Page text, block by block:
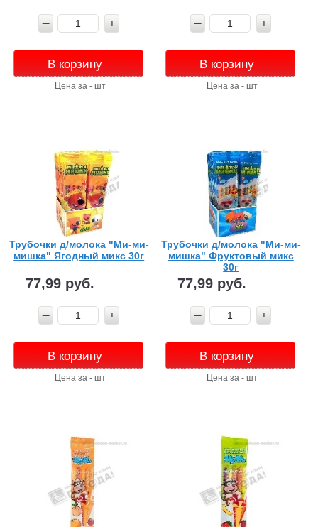
В корзину
Цена за - шт
В корзину
Цена за - шт
Трубочки д/молока "Ми-ми-
мишка" Ягодный микс 30г
77,99 руб.
В корзину
Цена за - шт
Трубочки д/молока "Ми-ми-
мишка" Фруктовый микс
30г
77,99 руб.
В корзину
Цена за - шт